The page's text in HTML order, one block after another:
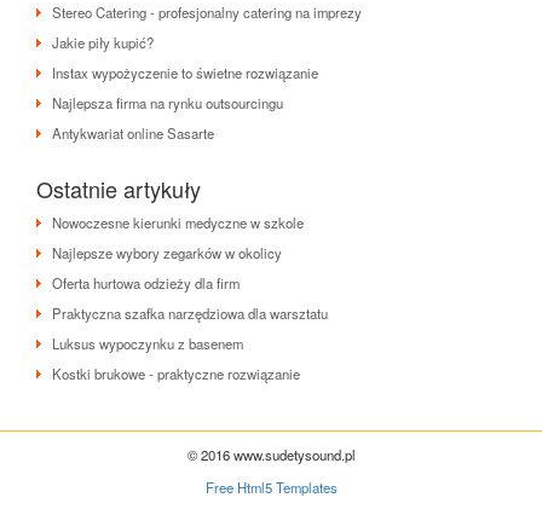
Stereo Catering - profesjonalny catering na imprezy
Jakie piły kupić?
Instax wypożyczenie to świetne rozwiązanie
Najlepsza firma na rynku outsourcingu
Antykwariat online Sasarte
Ostatnie artykuły
Nowoczesne kierunki medyczne w szkole
Najlepsze wybory zegarków w okolicy
Oferta hurtowa odzieży dla firm
Praktyczna szafka narzędziowa dla warsztatu
Luksus wypoczynku z basenem
Kostki brukowe - praktyczne rozwiązanie
© 2016 www.sudetysound.pl
Free Html5 Templates